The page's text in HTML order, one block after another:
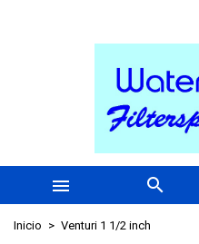
 
Inicio Venturi 1 1/2 inch